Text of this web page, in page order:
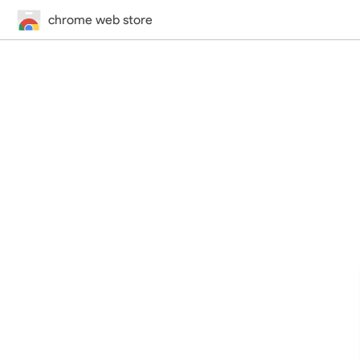
chrome web store